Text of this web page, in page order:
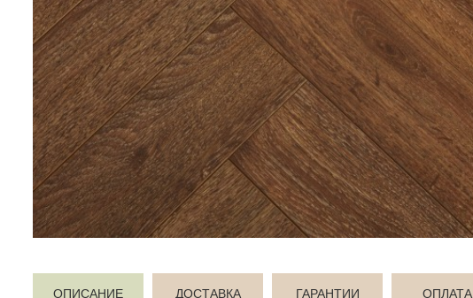
ОПИСАНИЕ ДОСТАВКА ГАРАНТИИ ОПЛАТА